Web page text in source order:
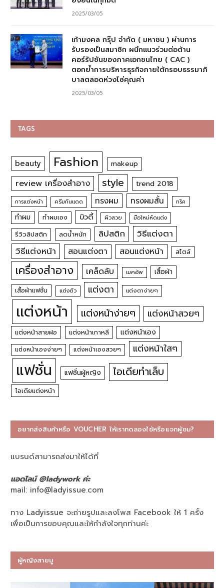
2025/03/05
เก้ามงคล กรุ๊ป จำกัด ( มหาชน ) ผ่านการ
รับรองเป็นสมาชิก ผนึกแนวร่วมต่อต้าน
คอร์รัปชันของภาคเอกชนไทย ( CAC )
ตอกย้ำการบริหารธุรกิจภายใต้กรอบธรรมาภิ
บาลตลอดห่วงโซ่คุณค่า
2025/03/05
TAGS
beauty Fashion makeup
review เครื่องสำอาง style trend 2018
การแต่งหน้า ครีมกันแดด ทรงผม ทรงผมสั้น ทริค
ทำผม ทำผมเอง บิวตี้ ผิวสวย มือใหม่หัดแต่ง
รีวิวลิปสติก ลดน้ำหนัก ลิปสติก
วิธีแต่งตา
วิธีแต่งหน้า
สอนแต่งตา สอนแต่งหน้า สไตล์
เครื่องสำอาง เคล็ดลับ เมคอัพ เสื้อผ้า
เสื้อผ้าแฟชั่น แต่งตัว แต่งตา แต่งตาง่ายๆ
แต่งหน้า แต่งหน้าง่ายๆ แต่งหน้าสวยๆ
แต่งหน้าสายฝอ แต่งหน้าเกาหลี แต่งหน้าเอง
แต่งหน้าเองง่ายๆ แต่งหน้าเองสวยๆ แต่งหน้าใสๆ
แฟชั่น แฟชั่นผู้หญิง ไอเดียทำเล็บ
ไอเดียแต่งหน้า
อยากส่งสินค้าหรือ VOUCHER ให้เราทดลองใช้หรือแจกผู้ชม?
แบรนด์สามารถส่งมาให้ได้ที่
แอดไลน์ @ladywork ค่ะ
mail: info@ladyissue.com
ทาง Ladyissue จะถ่ายรูปและลงโพส Facebook ให้ 1 ครั้ง
เพื่อเป็นการขอบคุณและให้กำลังใจทุกท่านค่ะ
ผู้หญิงสายมู